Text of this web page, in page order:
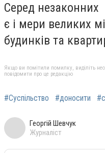
Серед незаконних
є і мери великих
будинків та
Якщо ви помітили помилку, виділіть
повідомити про це редакцію
#Суспільство #доносити
Георгій Шевчук
Журналіст